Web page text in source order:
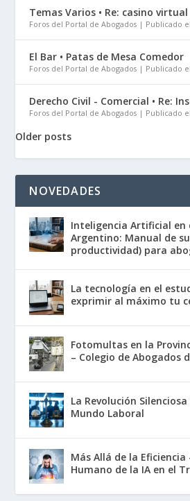
Temas Varios • Re: casino virtual
Foros del Portal de Abogados Publicado
El Bar • Patas de Mesa Comedor
Foros del Portal de Abogados Publicado
Derecho Civil - Comercial • Re:
Foros del Portal de Abogados Publicado
Older posts
NOVEDADES
Inteligencia Artificial en
Argentino: Manual de
productividad) para
La tecnología en el
exprimir al máximo tu
Fotomultas en la
– Colegio de Abogados
La Revolución
Mundo Laboral
Más Allá de la Eficiencia
Humano de la IA en el